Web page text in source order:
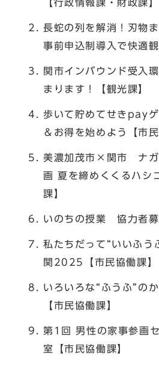
【行政情報課・財政課】
長蛇の列を解消！刃物
事前申込制導入で快適
関市インバウンド受入
まります！【観光課】
歩いて貯めてせきpay
＆お得を始めよう【市民
美濃加茂市×関市 ナガ
画 夏を締めくくるハシ
課】
いのちの授業 協力者募
私たちだって“いいふう
関2025【市民協働課】
いろいろな“ふうふ”の
【市民協働課】
第1回 男性の家事参画
室【市民協働課】